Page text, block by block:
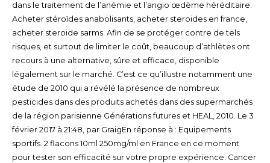
dans le traitement de l’anémie et l’angio œdème héréditaire.
Acheter stéroïdes anabolisants, acheter steroides en france,
acheter steroide sarms. Afin de se protéger contre de tels
risques, et surtout de limiter le coût, beaucoup d’athlètes ont
recours à une alternative, sûre et efficace, disponible
légalement sur le marché. C’est ce qu’illustre notamment une
étude de 2010 qui a révélé la présence de nombreux
pesticides dans des produits achetés dans des supermarchés
de la région parisienne Générations futures et HEAL, 2010. Le 3
février 2017 à 21:48, par GraigEn réponse à : Equipements
sportifs. 2 flacons 10ml 250mg/ml en France en ce moment
pour tester son efficacité sur votre propre expérience. Cancer